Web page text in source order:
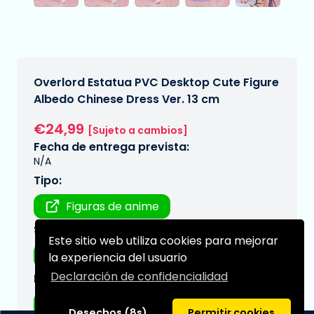
Este sitio web utiliza cookies para mejorar
la experiencia del usuario
Declaración de confidencialidad
Overlord Estatua PVC Desktop Cute Figure
Albedo Chinese Dress Ver. 13 cm
€24,99 [Sujeto a cambios]
Fecha de entrega prevista:
N/A
Tipo:
Figuras de anime
Serie:
Overlord
Marca:
Taito Prize